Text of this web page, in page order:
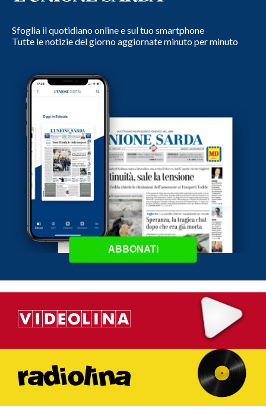
Sfoglia il quotidiano online e sul tuo smartphone
Tutte le notizie del giorno aggiornate minuto per minuto
ABBONATI